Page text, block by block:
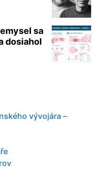
sa
dosiahol
vývojára –